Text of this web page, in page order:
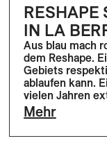
RESHAPE
IN LA
Aus blau mach
dem Reshape.
Gebiets
ablaufen kann.
vielen Jahren
Mehr